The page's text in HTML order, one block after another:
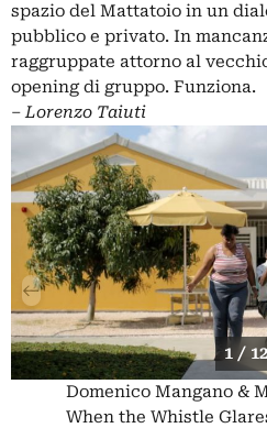
spazio del Mattatoio in un
pubblico e privato. In
raggruppate attorno al
opening di gruppo. Funziona.
‒Lorenzo Taiuti
1 / 12
Domenico Mangano &
When the Whistle